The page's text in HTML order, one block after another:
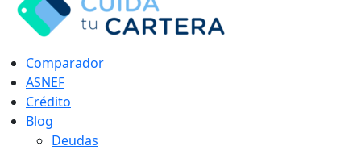
Comparador
ASNEF
Crédito
Blog
Deudas